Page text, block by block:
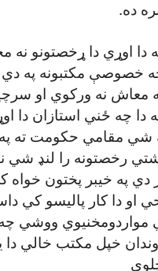
ده.
دا اوړي دا ړخصتونو نه
خصوصې مکتبونه په
معاش نه ورکوي او
دا چه ځني استازان دا
شي مقامي حکومت ته
رخصتونه را لنډ شي
دي په خيبر پختون خواه
او دا کار پاليسو کي
مواردومخنيوي ووشي چه
خپل مکتب خالي دا